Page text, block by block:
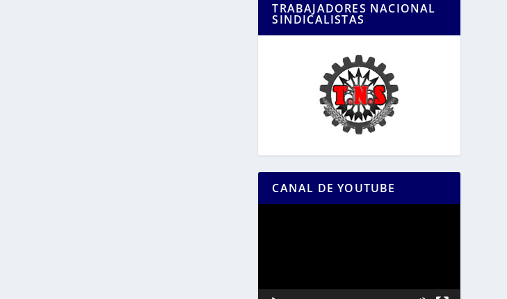
TRABAJADORES NACIONAL
SINDICALISTAS
CANAL DE YOUTUBE